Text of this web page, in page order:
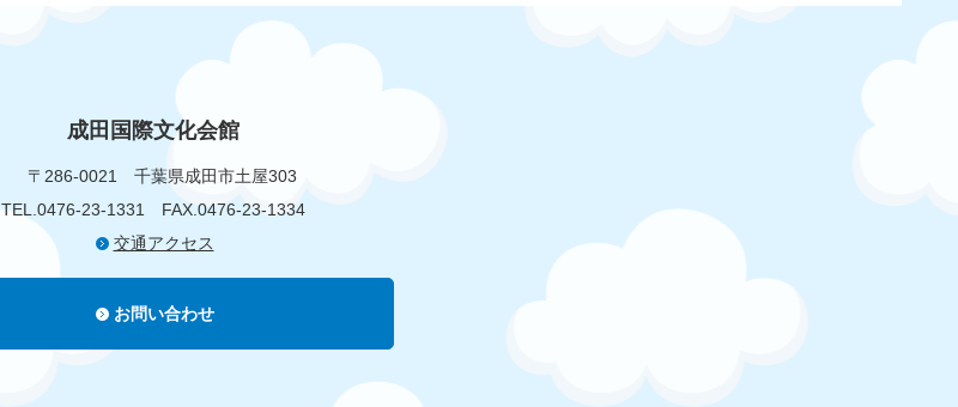
成田国際文化会館
〒286-0021 千葉県成田市土屋303
TEL.0476-23-1331 FAX.0476-23-1334
交通アクセス
お問い合わせ